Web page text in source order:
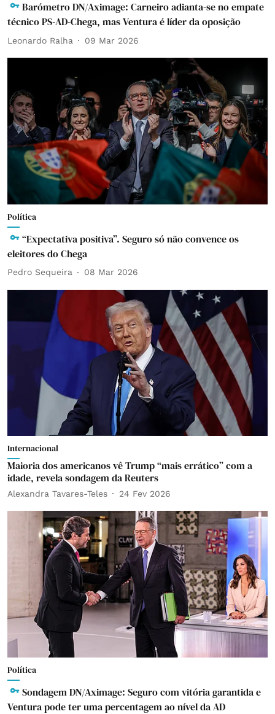
Barómetro DN/Aximage: Carneiro adianta-se no empate
técnico PS-AD-Chega, mas Ventura é líder da oposição
Leonardo Ralha 09 Mar 2026
Política
“Expectativa positiva”. Seguro só não convence os
eleitores do Chega
Pedro Sequeira 08 Mar 2026
Internacional
Maioria dos americanos vê Trump “mais errático” com a
idade, revela sondagem da Reuters
Alexandra Tavares-Teles 24 Fev 2026
Política
Sondagem DN/Aximage: Seguro com vitória garantida e
Ventura pode ter uma percentagem ao nível da AD